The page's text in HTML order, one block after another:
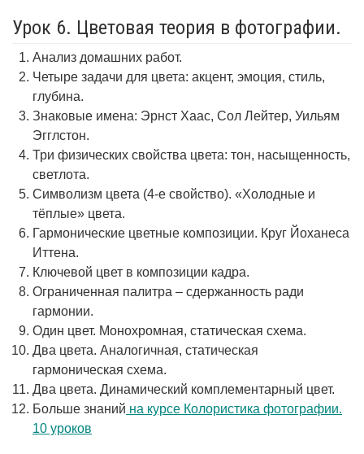
Урок 6. Цветовая теория в фотографии.
Анализ домашних работ.
Четыре задачи для цвета: акцент, эмоция, стиль,
глубина.
Знаковые имена: Эрнст Хаас, Сол Лейтер, Уильям
Эгглстон.
Три физических свойства цвета: тон, насыщенность,
светлота.
Символизм цвета (4-е свойство). «Холодные и
тёплые» цвета.
Гармонические цветные композиции. Круг Йоханеса
Иттена.
Ключевой цвет в композиции кадра.
Ограниченная палитра – сдержанность ради
гармонии.
Один цвет. Монохромная, статическая схема.
Два цвета. Аналогичная, статическая
гармоническая схема.
Два цвета. Динамический комплементарный цвет.
Больше знаний на курсе Колористика фотографии.
10 уроков